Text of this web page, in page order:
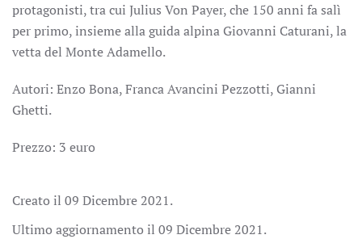
protagonisti, tra cui Julius Von Payer, che 150 anni fa salì
per primo, insieme alla guida alpina Giovanni Caturani, la
vetta del Monte Adamello.
Autori: Enzo Bona, Franca Avancini Pezzotti, Gianni
Ghetti.
Prezzo: 3 euro
Creato il 09 Dicembre 2021.
Ultimo aggiornamento il 09 Dicembre 2021.